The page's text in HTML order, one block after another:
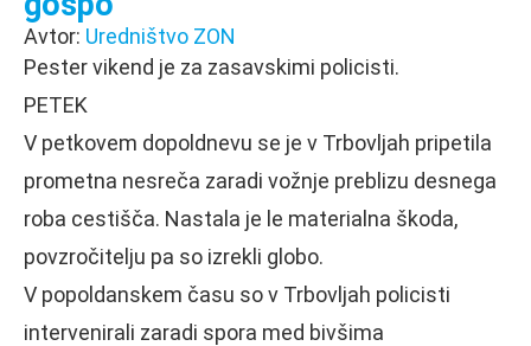
Avtor: Uredništvo ZON
Pester vikend je za zasavskimi policisti.
PETEK
V petkovem dopoldnevu se je v Trbovljah pripetila
prometna nesreča zaradi vožnje preblizu desnega
roba cestišča. Nastala je le materialna škoda,
povzročitelju pa so izrekli globo.
V popoldanskem času so v Trbovljah policisti
intervenirali zaradi spora med bivšima